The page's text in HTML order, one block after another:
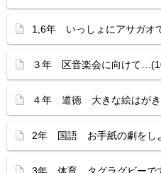
1,6年 いっしょにアサガオ
３年 区音楽会に向けて
４年 道徳 大きな絵はが
2年 国語 お手紙の劇をし